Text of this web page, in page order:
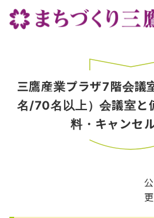
三鷹産業プラザ7階会
名/70名以上）会議室と
料・キャンセ